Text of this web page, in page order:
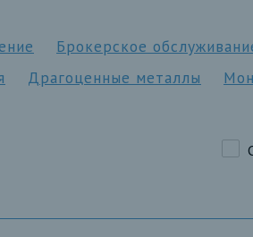
Брокерское
Драгоценные металлы